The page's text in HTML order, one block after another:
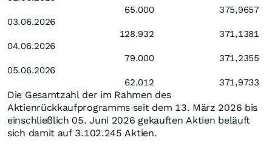
65.000
375,9657
03.06.2026
128.932
371,1381
04.06.2026
79.000
371,2355
05.06.2026
62.012
371,9733
Die Gesamtzahl der im Rahmen des
Aktienrückkaufprogramms seit dem 13. März 2026 bis
einschließlich 05. Juni 2026 gekauften Aktien beläuft
sich damit auf 3.102.245 Aktien.